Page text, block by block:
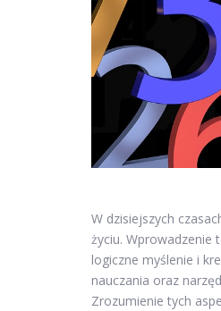
W dzisiejszych
życiu. Wprowadzenie
logiczne myślenie i
nauczania oraz
Zrozumienie tych